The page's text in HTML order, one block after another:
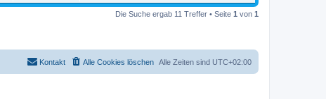
Die Suche ergab 11 Treffer • Seite 1 von 1
Alle Zeiten sind UTC+02:00
Alle Cookies löschen
Kontakt